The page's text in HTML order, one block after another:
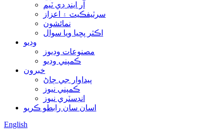
آر اينڊ ڊي ٽيم
سرٽيفڪيٽ ۽ اعزاز
نمائشون
اڪثر پڇيا ويا سوال
وڊيو
مصنوعات وڊيوز
ڪمپني وڊيو
خبرون
پيداوار جي ڄاڻ
ڪمپني نيوز
انڊسٽري نيوز
اسان سان رابطو ڪريو
English